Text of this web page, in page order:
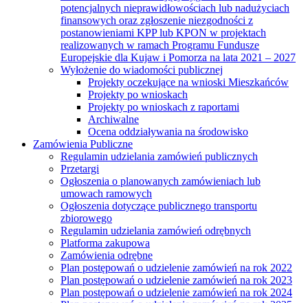
potencjalnych nieprawidłowościach lub nadużyciach
finansowych oraz zgłoszenie niezgodności z
postanowieniami KPP lub KPON w projektach
realizowanych w ramach Programu Fundusze
Europejskie dla Kujaw i Pomorza na lata 2021 – 2027
Wyłożenie do wiadomości publicznej
Projekty oczekujące na wnioski Mieszkańców
Projekty po wnioskach
Projekty po wnioskach z raportami
Archiwalne
Ocena oddziaływania na środowisko
Zamówienia Publiczne
Regulamin udzielania zamówień publicznych
Przetargi
Ogłoszenia o planowanych zamówieniach lub
umowach ramowych
Ogłoszenia dotyczące publicznego transportu
zbiorowego
Regulamin udzielania zamówień odrębnych
Platforma zakupowa
Zamówienia odrębne
Plan postępowań o udzielenie zamówień na rok 2022
Plan postępowań o udzielenie zamówień na rok 2023
Plan postępowań o udzielenie zamówień na rok 2024